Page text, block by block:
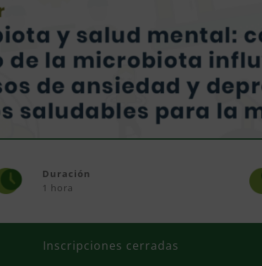
Duración
1 hora
Inscripciones cerradas